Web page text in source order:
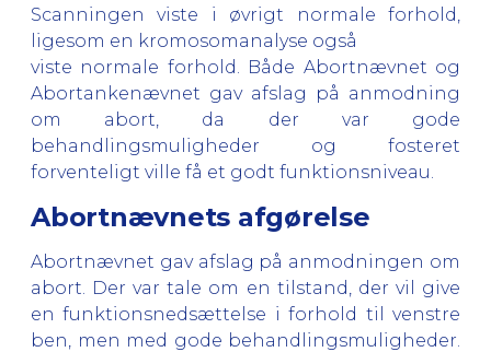
Scanningen viste i øvrigt normale forhold,
ligesom en kromosomanalyse også
viste normale forhold. Både Abortnævnet og
Abortankenævnet gav afslag på anmodning
om abort, da der var gode
behandlingsmuligheder og fosteret
forventeligt ville få et godt funktionsniveau.
Abortnævnets afgørelse
Abortnævnet gav afslag på anmodningen om
abort. Der var tale om en tilstand, der vil give
en funktionsnedsættelse i forhold til venstre
ben, men med gode behandlingsmuligheder.